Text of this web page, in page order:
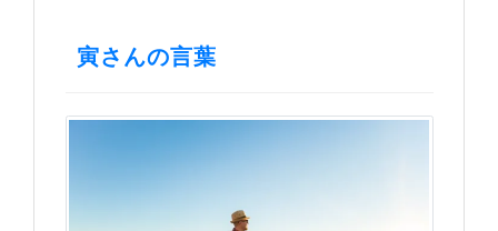
寅さんの言葉